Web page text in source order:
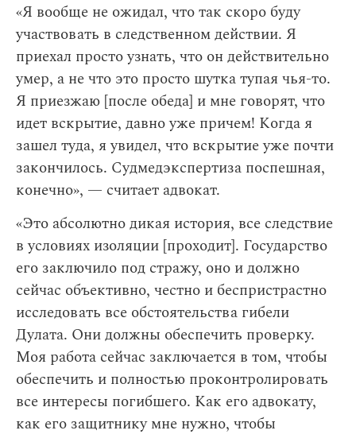
«Я вообще не ожидал, что так скоро буду
участвовать в следственном действии. Я
приехал просто узнать, что он действительно
умер, а не что это просто шутка тупая чья-то.
Я приезжаю [после обеда] и мне говорят, что
идет вскрытие, давно уже причем! Когда я
зашел туда, я увидел, что вскрытие уже почти
закончилось. Судмедэкспертиза поспешная,
конечно», — считает адвокат.
«Это абсолютно дикая история, все следствие
в условиях изоляции [проходит]. Государство
его заключило под стражу, оно и должно
сейчас объективно, честно и беспристрастно
исследовать все обстоятельства гибели
Дулата. Они должны обеспечить проверку.
Моя работа сейчас заключается в том, чтобы
обеспечить и полностью проконтролировать
все интересы погибшего. Как его адвокату,
как его защитнику мне нужно, чтобы